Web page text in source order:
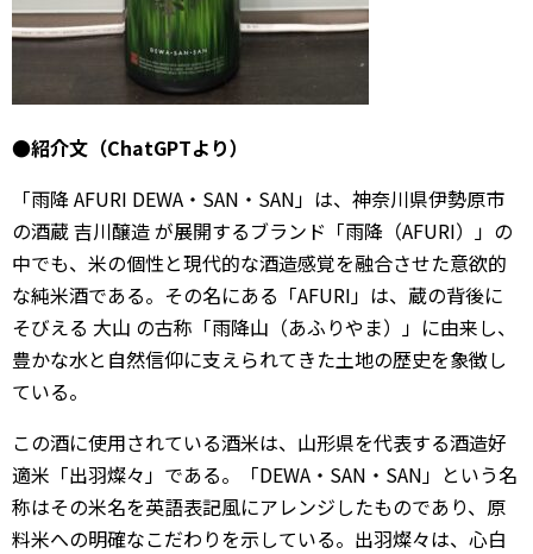
●紹介文（ChatGPTより）
「雨降 AFURI DEWA・SAN・SAN」は、神奈川県伊勢原市
の酒蔵吉川醸造が展開するブランド「雨降（AFURI）」の
中でも、米の個性と現代的な酒造感覚を融合させた意欲的
な純米酒である。その名にある「AFURI」は、蔵の背後に
そびえる 大山 の古称「雨降山（あふりやま）」に由来し、
豊かな水と自然信仰に支えられてきた土地の歴史を象徴し
ている。
この酒に使用されている酒米は、山形県を代表する酒造好
適米「出羽燦々」である。「DEWA・SAN・SAN」という名
称はその米名を英語表記風にアレンジしたものであり、原
料米への明確なこだわりを示している。出羽燦々は、心白